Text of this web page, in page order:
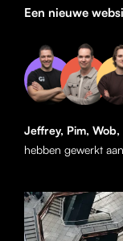
Een nieuwe
Jeffrey, Pim,
hebben gewerkt